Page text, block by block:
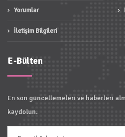
Yorumlar
İletişim Bilgileri
E-Bülten
En son güncellemeleri ve haberleri
kaydolun.